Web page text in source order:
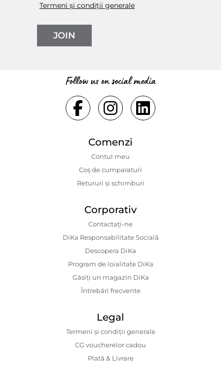
Termeni și condiții generale
JOIN
Follow us on social media
Comenzi
Contul meu
Coș de cumparaturi
Retururi și schimburi
Corporativ
Contactaţi-ne
DiKa Responsabilitate Socială
Descopera DiKa
Program de loialitate DiKa
Găsiți un magazin DiKa
Întrebări frecvente
Legal
Termeni și condiții generale
CG voucherelor cadou
Plată & Livrare